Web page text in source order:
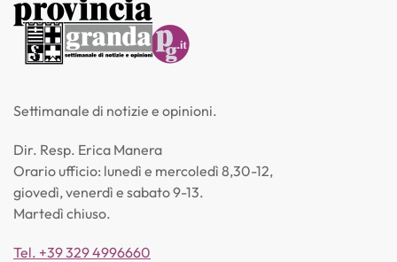
Settimanale di notizie e opinioni.
Dir. Resp. Erica Manera
Orario ufficio: lunedì e mercoledì 8,30-12,
giovedì, venerdì e sabato 9-13.
Martedì chiuso.
Tel. +39 329 4996660